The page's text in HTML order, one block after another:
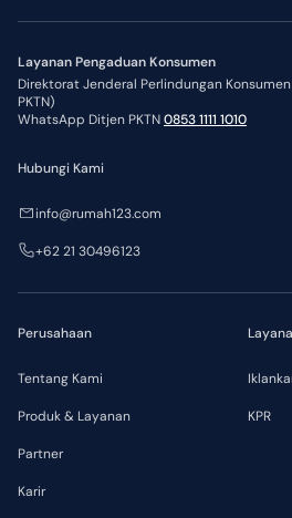
Layanan Pengaduan Konsumen
Direktorat Jenderal Perlindungan
PKTN)
WhatsApp Ditjen PKTN0853 1111 1010
Perusahaan
Tentang Kami
Produk & Layanan
Partner
Karir
KPR
Hubungi Kami
info@rumah123.com
+62 21 30496123